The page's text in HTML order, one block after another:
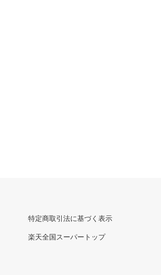
特定商取引法に基づく表示
楽天全国スーパートップ